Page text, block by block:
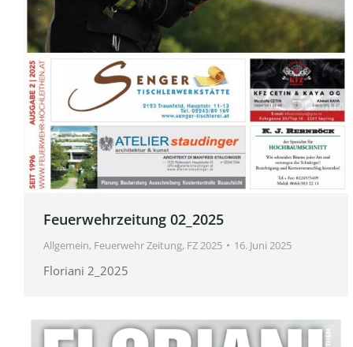
Feuerwehrzeitung 02_2025
Allgemein, Feuerwehr Zeitung, FZ 2025 16. Juni 2025
Floriani 2_2025